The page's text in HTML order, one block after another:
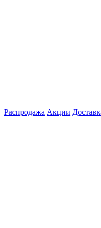
Распродажа Акции